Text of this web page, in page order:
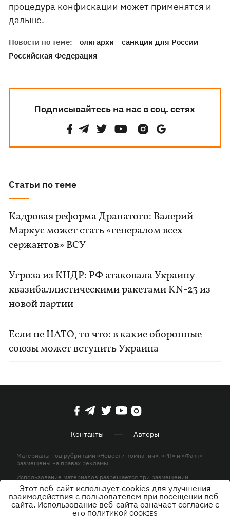
процедура конфискации может применятся и
дальше.
Новости по теме: олигархи
санкции для России
Российская Федерация
Подписывайтесь на нас в соц. сетях
Статьи по теме
Кадровая реформа Драпатого: Валерий
Маркус может стать «генералом всех
сержантов» ВСУ
Угроза из КНДР: РФ атаковала Украину
квазибаллистическими ракетами KN-23 из
новой партии
Если не НАТО, то что: в какие оборонные
союзы может вступить Украина
Контакты Авторы
Материалы под рубриками «Новости компании», «PR» и «Факт»
размещены на правах рекламы
Использование материалов разрешается при размещении
активной гиперссылки на KP.UA в первом абзаце.
© ООО «ЮЛАВ МЕДИА»,2026. Все права защищены.
Этот веб-сайт использует cookies для улучшения
взаимодействия с пользователем при посещении веб-
сайта. Использование веб-сайта означает согласие с
его ПОЛИТИКОЙ COOKIES